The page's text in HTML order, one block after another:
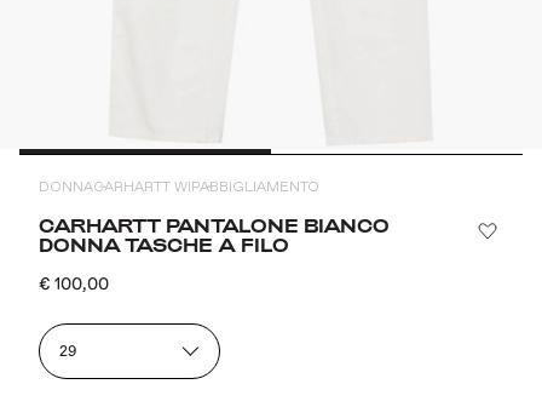
DONNACARHARTT WIPABBIGLIAMENTO
CARHARTT PANTALONE BIANCO
DONNA TASCHE A FILO
€ 100,00
29